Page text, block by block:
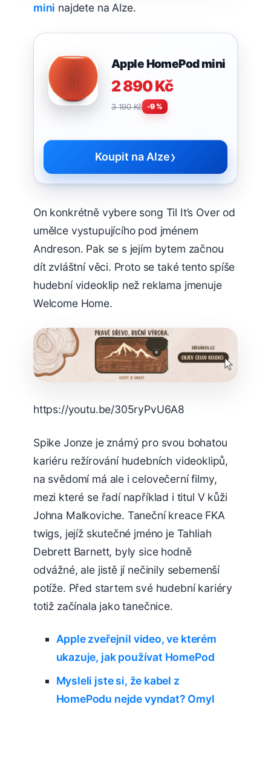
mini najdete na Alze.
Apple HomePod mini
2 890 Kč
3 190 Kč -9 %
Koupit na Alze›
On konkrétně vybere song Til It’s Over od
umělce vystupujícího pod jménem
Andreson. Pak se s jejím bytem začnou
dít zvláštní věci. Proto se také tento spíše
hudební videoklip než reklama jmenuje
Welcome Home.
https://youtu.be/305ryPvU6A8
Spike Jonze je známý pro svou bohatou
kariéru režírování hudebních videoklipů,
na svědomí má ale i celovečerní filmy,
mezi které se řadí například i titul V kůži
Johna Malkoviche. Taneční kreace FKA
twigs, jejíž skutečné jméno je Tahliah
Debrett Barnett, byly sice hodně
odvážné, ale jistě jí nečinily sebemenší
potíže. Před startem své hudební kariéry
totiž začínala jako tanečnice.
Apple zveřejnil video, ve kterém
ukazuje, jak používat HomePod
Mysleli jste si, že kabel z
HomePodu nejde vyndat? Omyl